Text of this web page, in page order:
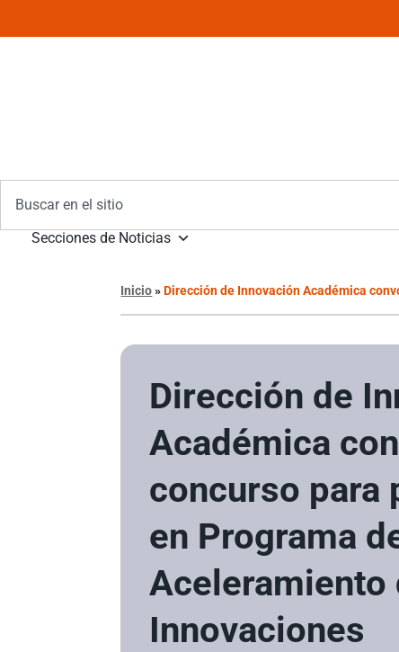
Secciones de Noticias
Inicio»Dirección de Innovación Académica
Dirección de
Académica
concurso para
en Programa
Aceleramiento
Innovaciones